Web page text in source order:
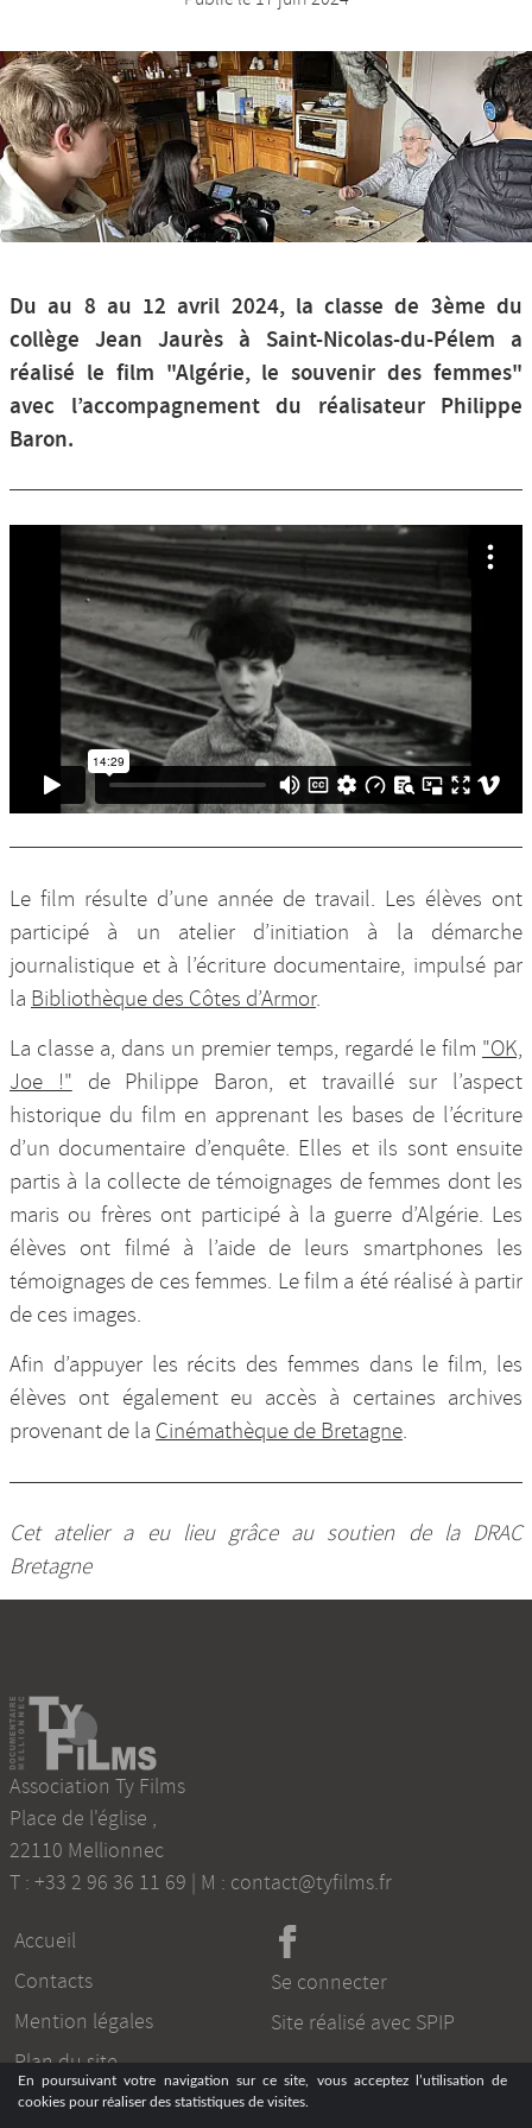
En poursuivant votre navigation sur ce site, vous acceptez l’utilisation de
cookies pour réaliser des statistiques de visites.
Du au 8 au 12 avril 2024, la classe de 3ème du
collège Jean Jaurès à Saint-Nicolas-du-Pélem a
réalisé le film "Algérie, le souvenir des femmes"
avec l’accompagnement du réalisateur Philippe
Baron.
Le film résulte d’une année de travail. Les élèves ont
participé à un atelier d’initiation à la démarche
journalistique et à l’écriture documentaire, impulsé par
la Bibliothèque des Côtes d’Armor.
La classe a, dans un premier temps, regardé le film "OK,
Joe !" de Philippe Baron, et travaillé sur l’aspect
historique du film en apprenant les bases de l’écriture
d’un documentaire d’enquête. Elles et ils sont ensuite
partis à la collecte de témoignages de femmes dont les
maris ou frères ont participé à la guerre d’Algérie. Les
élèves ont filmé à l’aide de leurs smartphones les
témoignages de ces femmes. Le film a été réalisé à partir
de ces images.
Afin d’appuyer les récits des femmes dans le film, les
élèves ont également eu accès à certaines archives
provenant de la Cinémathèque de Bretagne.
Cet atelier a eu lieu grâce au soutien de la DRAC
Bretagne
Association Ty Films
Place de l'église ,
22110 Mellionnec
T : +33 2 96 36 11 69 | M : contact@tyfilms.fr
Accueil
Contacts
Mention légales
Plan du site
Se connecter
Site réalisé avec SPIP